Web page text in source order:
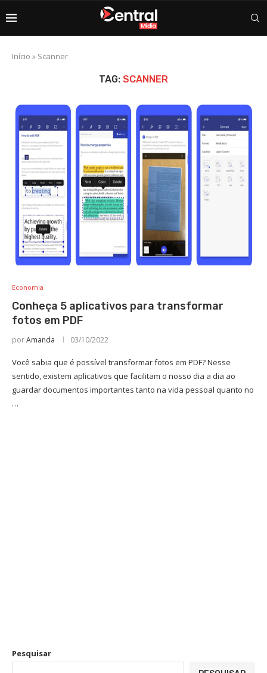
Início » Scanner
TAG: SCANNER
Economia
Conheça 5 aplicativos para transformar
fotos em PDF
porAmanda 03/10/2022
Você sabia que é possível transformar fotos em PDF? Nesse
sentido, existem aplicativos que facilitam o nosso dia a dia ao
guardar documentos importantes tanto na vida pessoal quanto no
…
Pesquisar